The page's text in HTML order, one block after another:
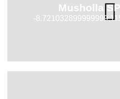
Musholla
-